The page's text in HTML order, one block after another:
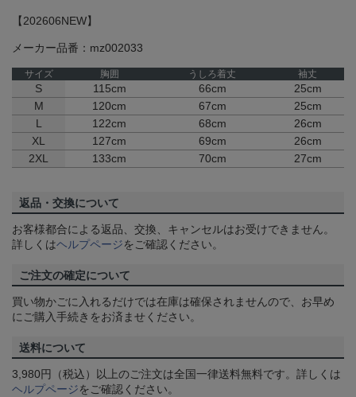
【202606NEW】
メーカー品番：mz002033
サイズ 胸囲 うしろ着丈 袖丈
S 115cm 66cm
25cm
M
120cm 67cm
25cm
L
122cm 68cm
26cm
XL
127cm 69cm
26cm
2XL
133cm 70cm 27cm
返品・交換について
お客様都合による返品、交換、キャンセルはお受けできません。
詳しくはヘルプページをご確認ください。
ご注文の確定について
買い物かごに入れるだけでは在庫は確保されませんので、お早め
にご購入手続きをお済ませください。
送料について
3,980円（税込）以上のご注文は全国一律送料無料です。詳しくは
ヘルプページをご確認ください。